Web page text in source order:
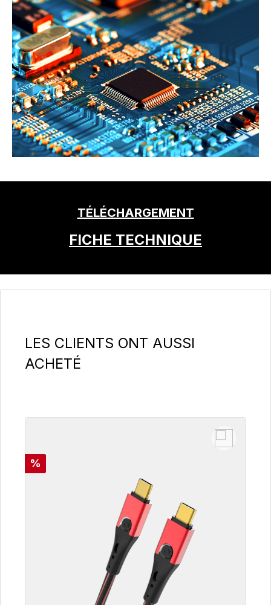
TÉLÉCHARGEMENT
FICHE TECHNIQUE
Ignorer la galerie de produits
LES CLIENTS ONT AUSSI
ACHETÉ
Réduction
%